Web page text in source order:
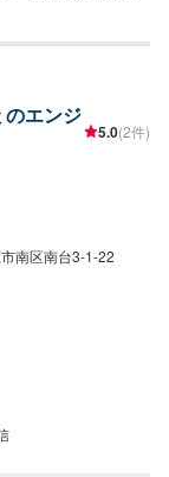
のエンジ
5.0(2件)
南区南台3-1-22